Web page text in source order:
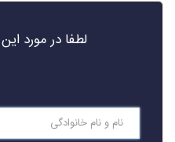
لطفا در مورد